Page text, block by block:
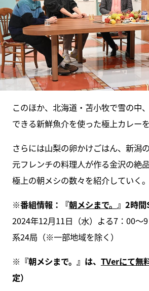
このほか、北海道・苫小牧で雪の中
できる新鮮魚介を使った極上カレーを
さらには山梨の卵かけごはん、新潟
元フレンチの料理人が作る金沢の絶
極上の朝メシの数々を紹介していく。
※番組情報：『朝メシまで。 』2時間
2024年12月11日（水）よる7：00～
系24局（※一部地域を除く）
※『朝メシまで。』は、 TVerにて無
定）